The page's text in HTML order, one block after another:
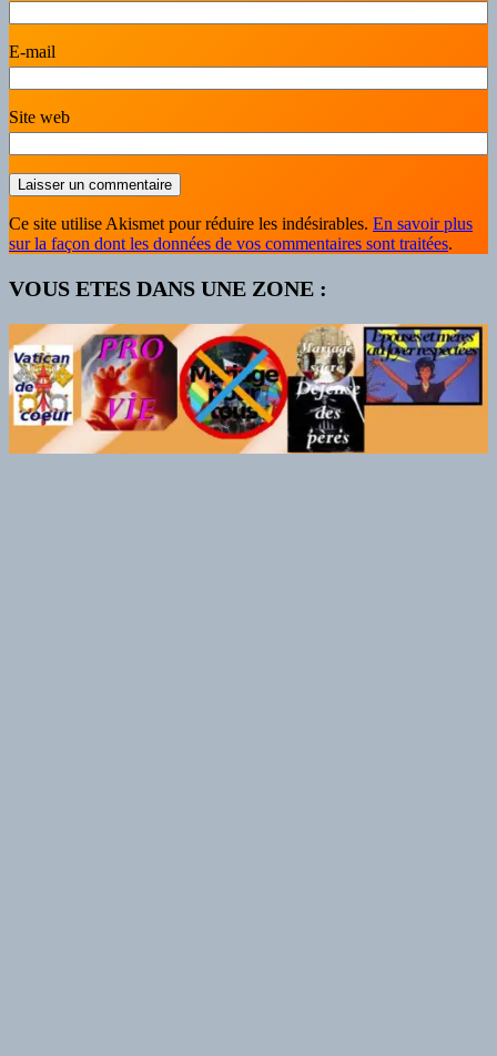
E-mail
Site web
Ce site utilise Akismet pour réduire les indésirables. En savoir plus
sur la façon dont les données de vos commentaires sont traitées.
VOUS ETES DANS UNE ZONE :